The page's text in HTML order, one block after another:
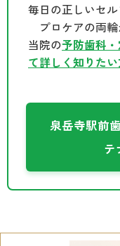
毎日の正しいセ
プロケアの両
当院の予防歯科
て詳しく知りた
泉岳寺駅前
テ